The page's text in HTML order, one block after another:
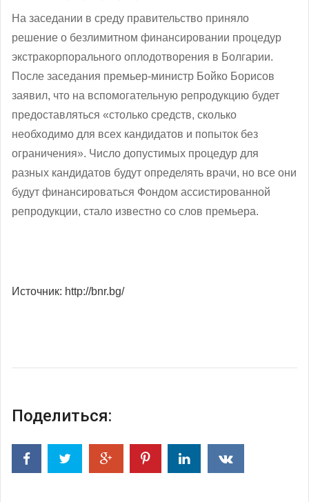
На заседании в среду правительство приняло
решение о безлимитном финансировании процедур
экстракорпорального оплодотворения в Болгарии.
После заседания премьер-министр Бойко Борисов
заявил, что на вспомогательную репродукцию будет
предоставляться «столько средств, сколько
необходимо для всех кандидатов и попыток без
ограничения». Число допустимых процедур для
разных кандидатов будут определять врачи, но все они
будут финансироваться Фондом ассистированной
репродукции, стало известно со слов премьера.
Источник: http://bnr.bg/
Поделиться: